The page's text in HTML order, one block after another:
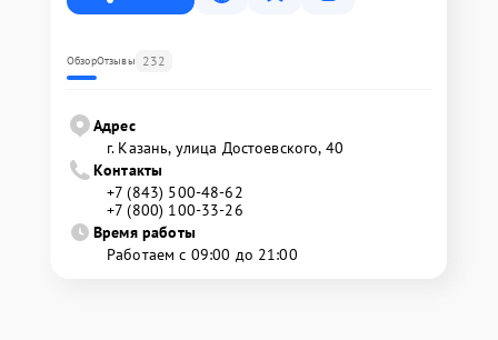
ОбзорОтзывы 232
Адрес
г. Казань, улица Достоевского, 40
Контакты
+7 (843) 500-48-62
+7 (800) 100-33-26
Время работы
Работаем с 09:00 до 21:00